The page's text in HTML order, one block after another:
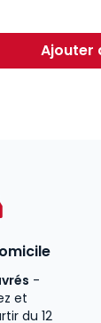
Ajouter
-
et
du 12